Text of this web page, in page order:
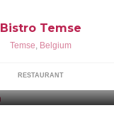
Bistro Temse
Temse, Belgium
RESTAURANT